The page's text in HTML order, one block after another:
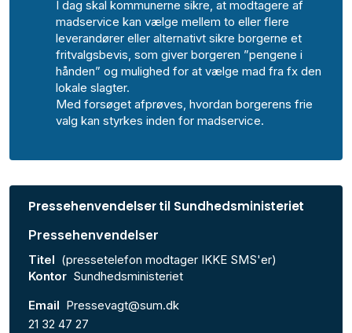
I dag skal kommunerne sikre, at modtagere af
madservice kan vælge mellem to eller flere
leverandører eller alternativt sikre borgerne et
fritvalgsbevis, som giver borgeren ”pengene i
hånden” og mulighed for at vælge mad fra fx den
lokale slagter.
Med forsøget afprøves, hvordan borgerens frie
valg kan styrkes inden for madservice.
Pressehenvendelser til Sundhedsministeriet
Pressehenvendelser
Titel (pressetelefon modtager IKKE SMS'er)
Kontor Sundhedsministeriet
Email Pressevagt@sum.dk
21 32 47 27